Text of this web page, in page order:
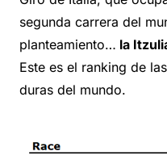
segunda carrera del
planteamiento… la
Este es el ranking de
duras del mundo.